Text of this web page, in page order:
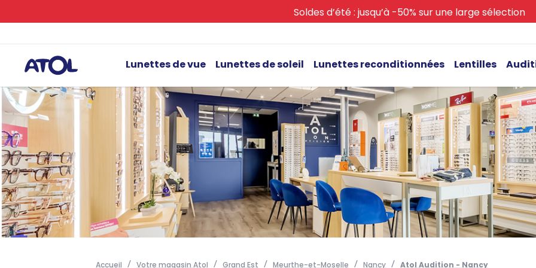
Soldes d’été : jusqu’à -50% sur une large sélection
Lunettes de vue Lunettes de soleil Lunettes reconditionnées Lentilles
Accueil Votre magasin Atol Grand Est Meurthe-et-Moselle Nancy Atol Audition - Nancy